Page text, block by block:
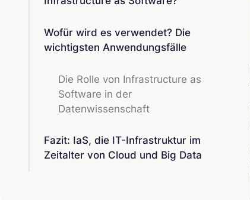
Wofür wird es verwendet? Die
wichtigsten Anwendungsfälle
Die Rolle von Infrastructure as
Software in der
Datenwissenschaft
Fazit: IaS, die IT-Infrastruktur im
Zeitalter von Cloud und Big Data